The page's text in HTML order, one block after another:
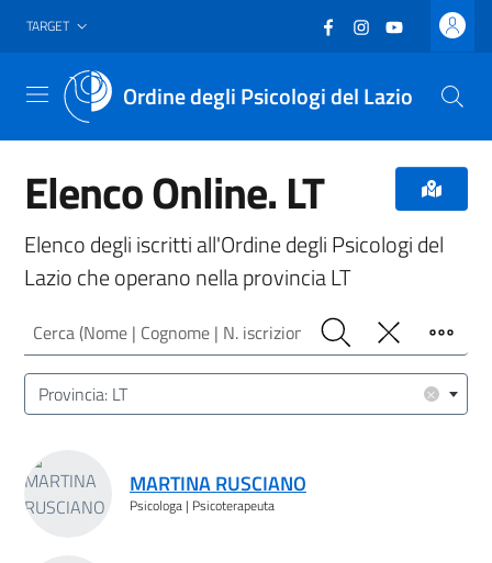
Vai al header
Vai al contenuto principale
Vai al footer
TARGET Facebook
(nuova scheda -
Instagram
(nuova scheda
YouTube
(nuova
Ordine degli Psicologi del Lazio
Menu
Elenco Online. LT
Elenco degli iscritti all'Ordine degli Psicologi del
Lazio che operano nella provincia LT
Cerca (Nome | Cognome | N. iscrizione)
Cerca PulisciFiltro
Luogo (CAP | Comune | Provincia)
×
Provincia: LT
MARTINA RUSCIANO
Psicologa | Psicoterapeuta